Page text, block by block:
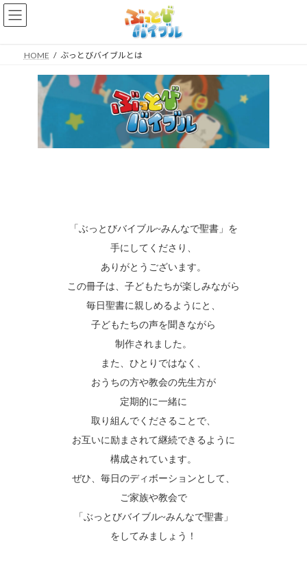
コ
ン
ナ
ビ
HOME ぶっとびバイブルとは
「ぶっとびバイブル~みんなで聖書」を
手にしてくださり、
ありがとうございます。
この冊子は、子どもたちが楽しみながら
毎日聖書に親しめるようにと、
子どもたちの声を聞きながら
制作されました。
また、ひとりではなく、
おうちの方や教会の先生方が
定期的に一緒に
取り組んでくださることで、
お互いに励まされて継続できるように
構成されています。
ぜひ、毎日のディボーションとして、
ご家族や教会で
「ぶっとびバイブル~みんなで聖書」
をしてみましょう！